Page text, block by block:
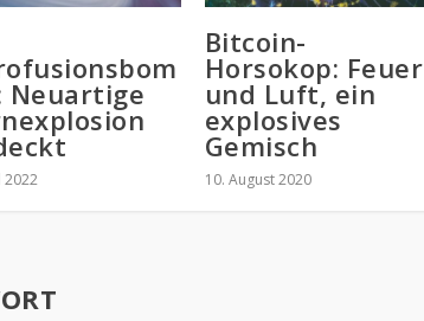
Neuartige
2022
Bitcoin-
Horsokop: Feuer
und Luft, ein
explosives
Gemisch
10. August 2020